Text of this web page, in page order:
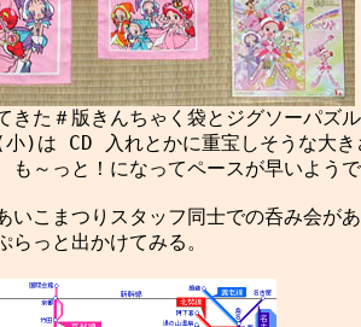
小)は CD 入れとかに重宝しそうな大き
も～っと！になってペースが早いよう
いこまつりスタッフ同士での呑み会が
らっと出かけてみる。